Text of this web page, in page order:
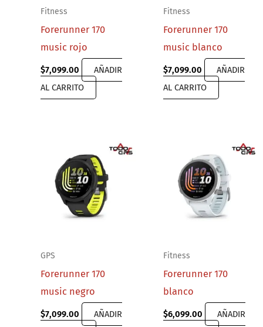
Fitness
Forerunner 170
music rojo
$7,099.00
AÑADIR
AL CARRITO
Fitness
Forerunner 170
music blanco
$7,099.00
AÑADIR
AL CARRITO
GPS
Forerunner 170
music negro
$7,099.00
AÑADIR
Fitness
Forerunner 170
blanco
$6,099.00
AÑADIR